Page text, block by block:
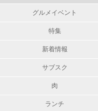
グルメイベント
特集
新着情報
サブスク
肉
ランチ